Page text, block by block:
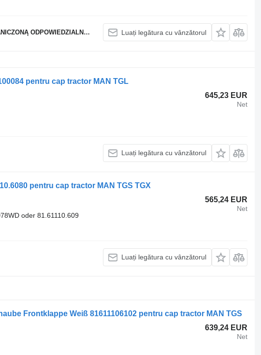
ODPOWIEDZIALNOŚCIĄ Luați legătura cu vânzătorul
pentru cap tractor MAN TGL
645,23 EUR
Net
Luați legătura cu vânzătorul
pentru cap tractor MAN TGS TGX
565,24 EUR
Net
oder 81.61110.609
Luați legătura cu vânzătorul
Frontklappe Weiß 81611106102 pentru cap tractor MAN TGS
639,24 EUR
Net